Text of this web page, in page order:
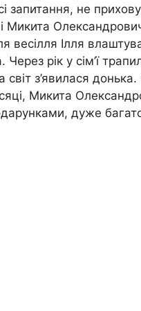
запитання, не
Микита
весілля Ілля
Через рік у сім’ї
світ з’явилася
Микита
дуже